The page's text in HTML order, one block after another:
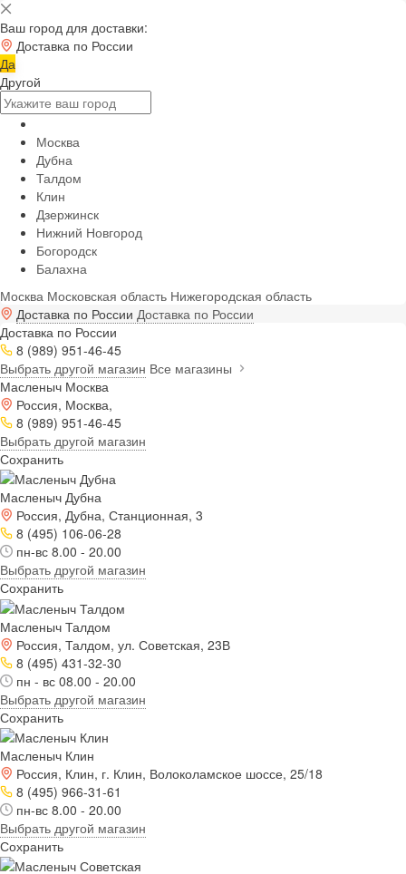
Ваш город для доставки:
Доставка по России
Да
Другой
Москва
Дубна
Талдом
Клин
Дзержинск
Нижний Новгород
Богородск
Балахна
Москва Московская область Нижегородская область
Доставка по России Доставка по России
Доставка по России
8 (989) 951-46-45
Выбрать другой магазин Все магазины
Масленыч Москва
Россия, Москва,
8 (989) 951-46-45
Выбрать другой магазин
Сохранить
Масленыч Дубна
Россия, Дубна, Станционная, 3
8 (495) 106-06-28
пн-вс 8.00 - 20.00
Выбрать другой магазин
Сохранить
Масленыч Талдом
Россия, Талдом, ул. Советская, 23В
8 (495) 431-32-30
пн - вс 08.00 - 20.00
Выбрать другой магазин
Сохранить
Масленыч Клин
Россия, Клин, г. Клин, Волоколамское шоссе, 25/18
8 (495) 966-31-61
пн-вс 8.00 - 20.00
Выбрать другой магазин
Сохранить